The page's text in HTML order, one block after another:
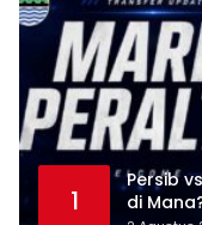
1
Persib
di